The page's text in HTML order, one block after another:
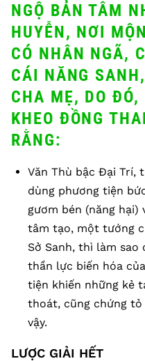
NGỘ BẢN TÂM
HUYỄN, NƠI
CÓ NHÂN NGÃ,
CÁI NĂNG
CHA MẸ, DO
KHEO ĐỒNG
RẰNG:
Văn Thù bậc Đại Trí,
dùng phương tiện
gươm bén (năng hại)
tâm tạo, một tướng
Sở Sanh, thì làm sao
thần lực biến hóa
tiện khiến những kẻ
thoát, cũng chứng
vậy.
LƯỢC GIẢI HẾT